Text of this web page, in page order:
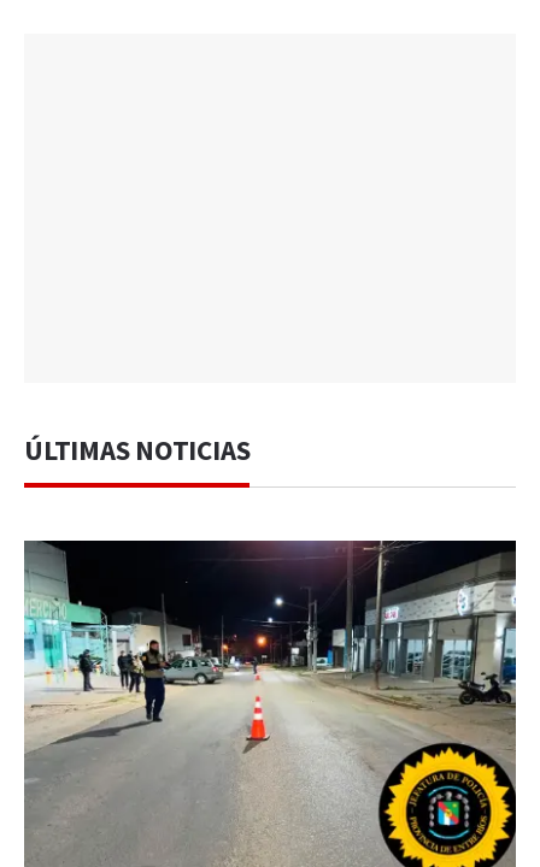
ÚLTIMAS NOTICIAS